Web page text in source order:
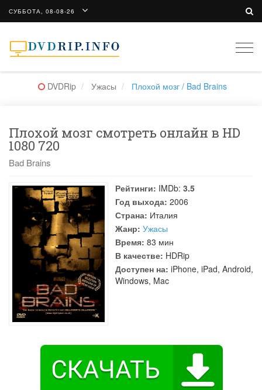
СУББОТА, 08-08-26
DVDRip Ужасы Плохой мозг / Bad Brains
Плохой мозг смотреть онлайн в HD
1080 720
Bad Brains
Рейтинги: IMDb: 3.5
Год выхода: 2006
Страна: Италия
Жанр: Ужасы
Время: 83 мин
В качестве: HDRip
Доступен на: iPhone, iPad, Android,
Windows, Mac